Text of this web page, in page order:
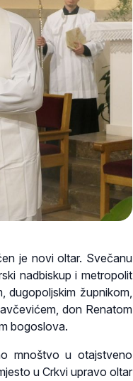
je novi oltar. Svečanu
nadbiskup i metropolit
dugopoljskim župnikom,
don Renatom
bogoslova.
mnoštvo u otajstveno
u Crkvi upravo oltar